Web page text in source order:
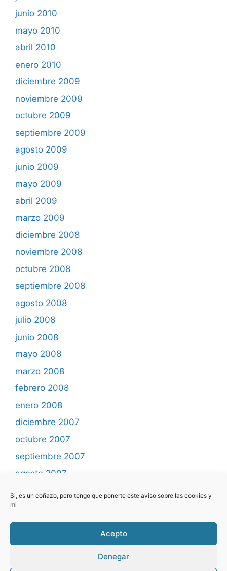
Si, es un coñazo, pero tengo que ponerte este aviso sobre las cookies y
mi
Acepto
Denegar
junio 2010
mayo 2010
abril 2010
enero 2010
diciembre 2009
noviembre 2009
octubre 2009
septiembre 2009
agosto 2009
junio 2009
mayo 2009
abril 2009
marzo 2009
diciembre 2008
noviembre 2008
octubre 2008
septiembre 2008
agosto 2008
julio 2008
junio 2008
mayo 2008
marzo 2008
febrero 2008
enero 2008
diciembre 2007
octubre 2007
septiembre 2007
agosto 2007
abril 2007
marzo 2007